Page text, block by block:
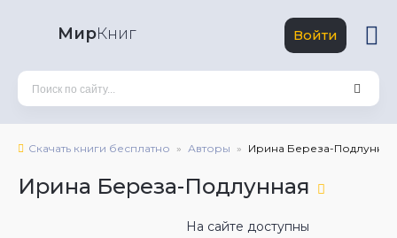
МирКниг Войти
Скачать книги бесплатно Авторы Ирина Береза-Подлунная
Ирина Береза-Подлунная
На сайте доступны